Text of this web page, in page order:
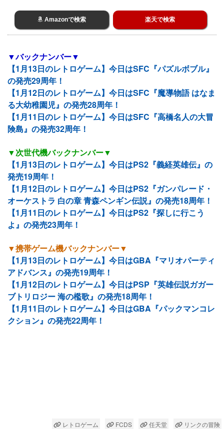
Amazonで検索 楽天で検索
▼バックナンバー▼
【1月13日のレトロゲーム】今日はSFC『パズルボブル』
の発売29周年！
【1月12日のレトロゲーム】今日はSFC『魔導物語 はなま
る大幼稚園児』の発売28周年！
【1月11日のレトロゲーム】今日はSFC『高橋名人の大冒
険島』の発売32周年！
▼次世代機バックナンバー▼
【1月13日のレトロゲーム】今日はPS2『義経英雄伝』の
発売19周年！
【1月12日のレトロゲーム】今日はPS2『ガンパレード・
オーケストラ 白の章 青森ペンギン伝説』の発売18周年！
【1月11日のレトロゲーム】今日はPS2『探しに行こう
よ』の発売23周年！
▼携帯ゲーム機バックナンバー▼
【1月13日のレトロゲーム】今日はGBA『マリオパーティ
アドバンス』の発売19周年！
【1月12日のレトロゲーム】今日はPSP『英雄伝説ガガー
ブトリロジー 海の檻歌』の発売18周年！
【1月11日のレトロゲーム】今日はGBA『パックマンコレ
クション』の発売22周年！
レトロゲーム FCDS 任天堂 リンクの冒険